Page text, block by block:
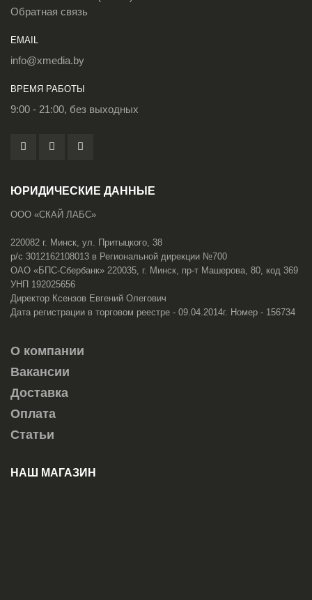
Обратная связь
EMAIL
info@xmedia.by
ВРЕМЯ РАБОТЫ
9:00 - 21:00, без выходных
ЮРИДИЧЕСКИЕ ДАННЫЕ
ООО «СКАЙ ЛАБС»
220082 г. Минск, ул. Притыцкого, 38
р/с 3012162108013 в Региональной дирекции №700
ОАО «БПС-Сбербанк» 220035, г. Минск, пр-т Машерова, 80, код 369
УНП 192025656
Директор Ксензов Евгений Олегович
Дата регистрации в торговом реестре - 09.04.2014г. Номер - 156734
О компании
Вакансии
Доставка
Оплата
Статьи
НАШ МАГАЗИН